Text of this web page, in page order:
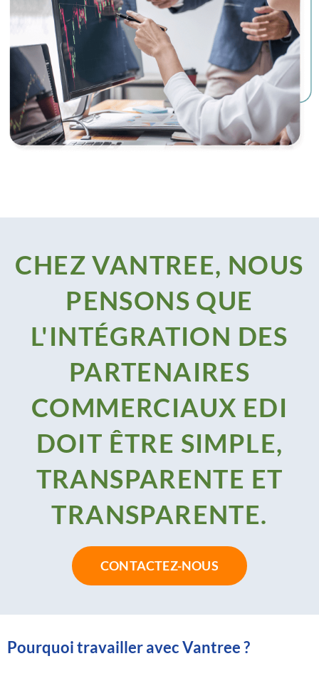
CHEZ VANTREE, NOUS
PENSONS QUE
L'INTÉGRATION DES
PARTENAIRES
COMMERCIAUX EDI
DOIT ÊTRE SIMPLE,
TRANSPARENTE ET
TRANSPARENTE.
CONTACTEZ-NOUS
Pourquoi travailler avec Vantree ?